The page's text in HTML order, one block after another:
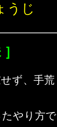
うじ
ず、手荒
やり方で